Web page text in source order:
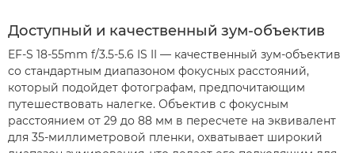
Доступный и качественный зум-объектив
EF-S 18-55mm f/3.5-5.6 IS II — качественный зум-объектив
со стандартным диапазоном фокусных расстояний,
который подойдет фотографам, предпочитающим
путешествовать налегке. Объектив с фокусным
расстоянием от 29 до 88 мм в пересчете на эквивалент
для 35-миллиметровой пленки, охватывает широкий